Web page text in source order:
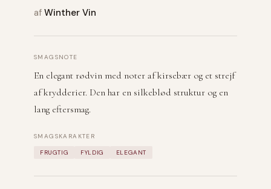
af Winther Vin
SMAGSNOTE
En elegant rødvin med noter af kirsebær og et strejf
af krydderier. Den har en silkeblød struktur og en
lang eftersmag.
SMAGSKARAKTER
FRUGTIG FYLDIG ELEGANT